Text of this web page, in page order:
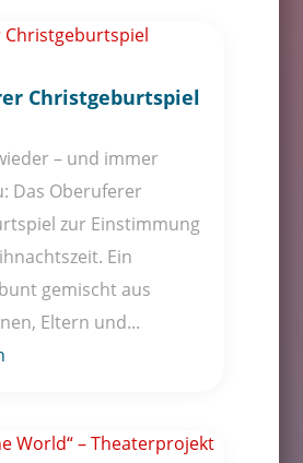
Christgeburtspiel
– und immer
Das Oberuferer
zur Einstimmung
Ein
gemischt aus
Eltern und...